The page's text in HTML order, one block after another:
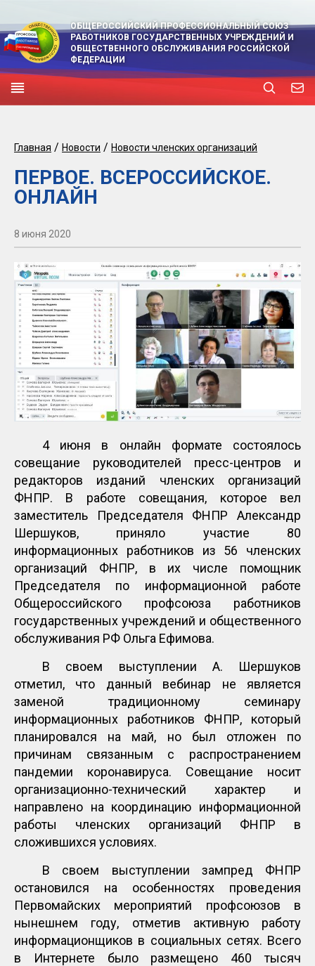
ОБЩЕРОССИЙСКИЙ ПРОФЕССИОНАЛЬНЫЙ СОЮЗ
РАБОТНИКОВ ГОСУДАРСТВЕННЫХ УЧРЕЖДЕНИЙ И
ОБЩЕСТВЕННОГО ОБСЛУЖИВАНИЯ РОССИЙСКОЙ
ФЕДЕРАЦИИ
Главная / Новости / Новости членских организаций
ПЕРВОЕ. ВСЕРОССИЙСКОЕ.
ОНЛАЙН
8 июня 2020
4 июня в онлайн формате состоялось
совещание руководителей пресс-центров и
редакторов изданий членских организаций
ФНПР. В работе совещания, которое вел
заместитель Председателя ФНПР Александр
Шершуков, приняло участие 80
информационных работников из 56 членских
организаций ФНПР, в их числе помощник
Председателя по информационной работе
Общероссийского профсоюза работников
государственных учреждений и общественного
обслуживания РФ Ольга Ефимова.
В своем выступлении А. Шершуков
отметил, что данный вебинар не является
заменой традиционному семинару
информационных работников ФНПР, который
планировался на май, но был отложен по
причинам связанным с распространением
пандемии коронавируса. Совещание носит
организационно-технический характер и
направлено на координацию информационной
работы членских организаций ФНПР в
сложившихся условиях.
В своем выступлении зампред ФНПР
остановился на особенностях проведения
Первомайских мероприятий профсоюзов в
нынешнем году, отметив активную работу
информационщиков в социальных сетях. Всего
в Интернете было размещено 460 тысяч